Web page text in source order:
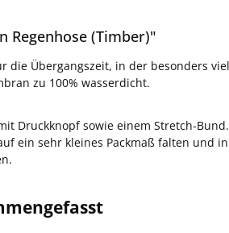
Regenhose (Timber)"
die Übergangszeit, in der besonders
zu 100% wasserdicht.
Druckknopf sowie einem Stretch-
ein sehr kleines Packmaß falten und